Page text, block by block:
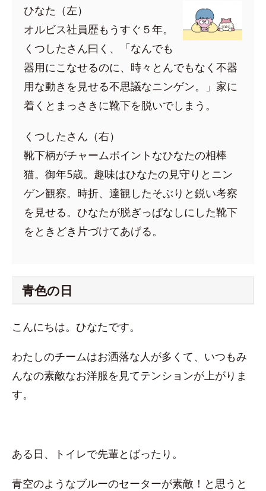
ひなた（左）
オルビス社員歴もうすぐ５年。
くつしたさん曰く、「なんでも
器用にこなせるのに、時々とんでもなく不器
用な動きを見せる不思議なニンゲン。」家に
着くとまっさきに靴下を脱いでしまう。
くつしたさん（右）
靴下柄がチャームポイントなひなたの相棒
猫。御年5歳。趣味はひなたの見守りとニン
ゲン観察。時折、達観したそぶりと鋭い考察
を見せる。ひなたが脱ぎっぱなしにした靴下
をときどき片づけてあげる。
青色の日
こんにちは。ひなたです。
わたしのチームはお洒落な人が多くて、いつもみ
んなの素敵なお洋服を見てテンションが上がりま
す。
ある日、トイレで先輩とばったり。
青空のようなブルーのセーターが素敵！と思うと